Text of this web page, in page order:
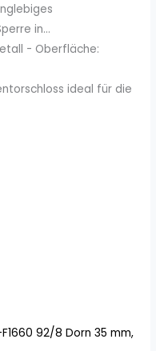
in...
- Oberfläche:
ideal für die
92/8 Dorn 35 mm,